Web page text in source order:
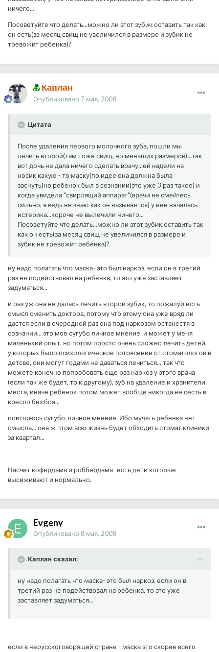
ничего...
Посоветуйте что делать...можно ли этот зубик оставить так как
он есть(за месяц свищ не увеличился в размере и зубик не
тревожит ребенка)?
Каплан
Опубликовано 7 мая, 2008
Цитата
После удаления первого молочного зуба, пошли мы
лечить второй(там тоже свищ, но меньших размеров)...так
вот дочь не дала ничего сделать врачу...ей надели на
носик какую - то маску(по идее она должна была
заснуть)но ребенок был в сознании(это уже 3 раз такое) и
когда увидела "свирлящий аппарат"(врачи не смейтесь
сильно, я ведь не знаю как он называется) у нее началась
истерика...короче не вылечили ничего...
Посоветуйте что делать...можно ли этот зубик оставить так
как он есть(за месяц свищ не увеличился в размере и
зубик не тревожит ребенка)?
ну надо полагать что маска- это был наркоз. если он в третий
раз не подействовал на ребенка, то это уже заставляет
задуматься...
и раз уж она не далась лечить второй зубик, то пожалуй есть
смысл сменить доктора, потому что этому она уже вряд ли
дастся если в очередной раз она под наркозом останестя в
сознании... это мое сугубо личное мнение. и может у меня
маленький опыт, но потом просто очень сложно лечить детей,
у которых было психологическое потрясение от стоматологов в
детсве, они могут годами не даваться лечиться... так что
можете конечно попробовать еще раз наркоз у этого врача
(если так же будет, то к другому), зуб на удаление и хранители
места, иначе ребенок потом может вообще никогда не сесть в
кресло без боя...
повторюсь сугубо-личное мнение. Ибо мучать ребенка нет
смысла... она ж птом всю жизнь будет обходить стомат.клиники
за квартал...
Насчет кофердама и роббердама- есть дети которые
высиживают и нормально.
Evgeny
Опубликовано 8 мая, 2008
Каплан сказал:
ну надо полагать что маска- это был наркоз. если он в
третий раз не подействовал на ребенка, то это уже
заставляет задуматься...
если в нерусскоговорящей стране - маска это скорее всего